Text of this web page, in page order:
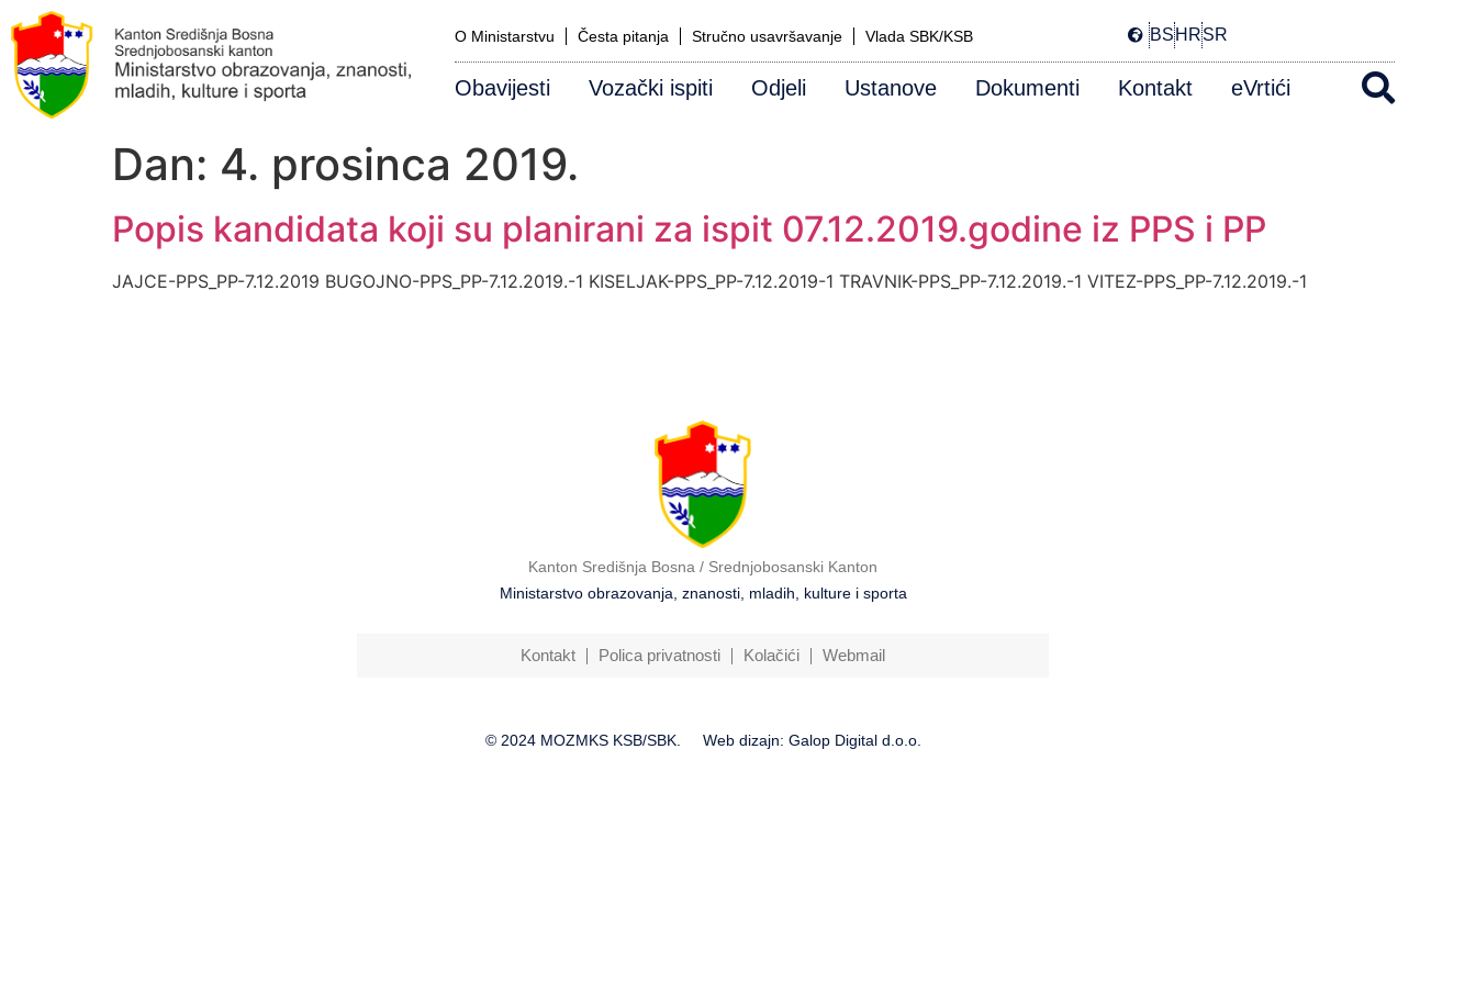
O Ministarstvu Česta pitanja Stručno usavršavanje Vlada SBK/KSB BSHRSR
Obavijesti Vozački ispiti Odjeli Ustanove Dokumenti Kontakt eVrtići
Dan: 4. prosinca 2019.
Popis kandidata koji su planirani za ispit 07.12.2019.godine iz PPS i PP
JAJCE-PPS_PP-7.12.2019 BUGOJNO-PPS_PP-7.12.2019.-1 KISELJAK-PPS_PP-7.12.2019-1 TRAVNIK-PPS_PP-7.12.2019.-1 VITEZ-PPS_PP-7.12.2019.-1
Kanton Središnja Bosna / Srednjobosanski Kanton
Ministarstvo obrazovanja, znanosti, mladih, kulture i sporta
Kontakt Polica privatnosti Kolačići Webmail
© 2024 MOZMKS KSB/SBK. Web dizajn: Galop Digital d.o.o.